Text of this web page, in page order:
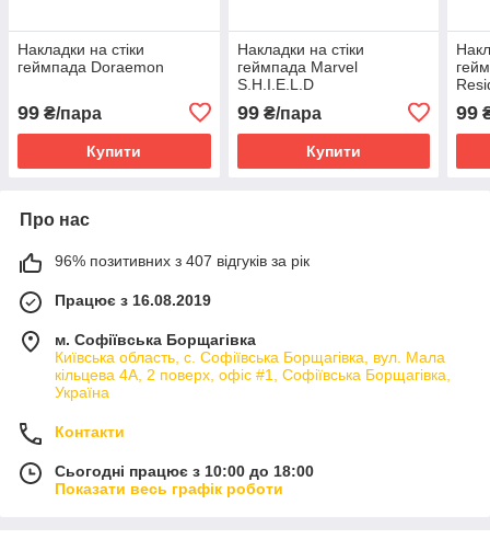
Накладки на стіки
геймпада Doraemon
99 ₴/пара
Купити
Накладки на стіки
геймпада Marvel
S.H.I.E.L.D
99₴/пара
Купити
99
Про нас
96% позитивних з 407 відгуків за рік
Працює з 16.08.2019
м. Софіївська Борщагівка
Київська область, с. Софіївська Борщагівка, вул. Мала
кільцева 4А, 2 поверх, офіс #1, Софіївська Борщагівка,
Україна
Контакти
Сьогодні працює з 10:00 до 18:00
Показати весь графік роботи